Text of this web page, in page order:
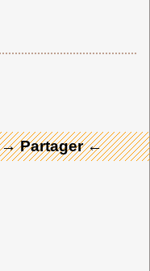
→ Partager ←